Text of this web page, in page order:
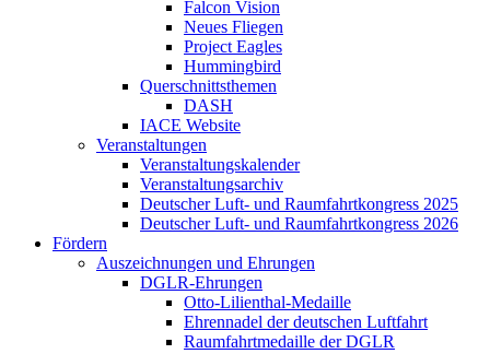
Falcon Vision
Neues Fliegen
Project Eagles
Hummingbird
Querschnittsthemen
DASH
IACE Website
Veranstaltungen
Veranstaltungskalender
Veranstaltungsarchiv
Deutscher Luft- und Raumfahrtkongress 2025
Deutscher Luft- und Raumfahrtkongress 2026
Fördern
Auszeichnungen und Ehrungen
DGLR-Ehrungen
Otto-Lilienthal-Medaille
Ehrennadel der deutschen Luftfahrt
Raumfahrtmedaille der DGLR